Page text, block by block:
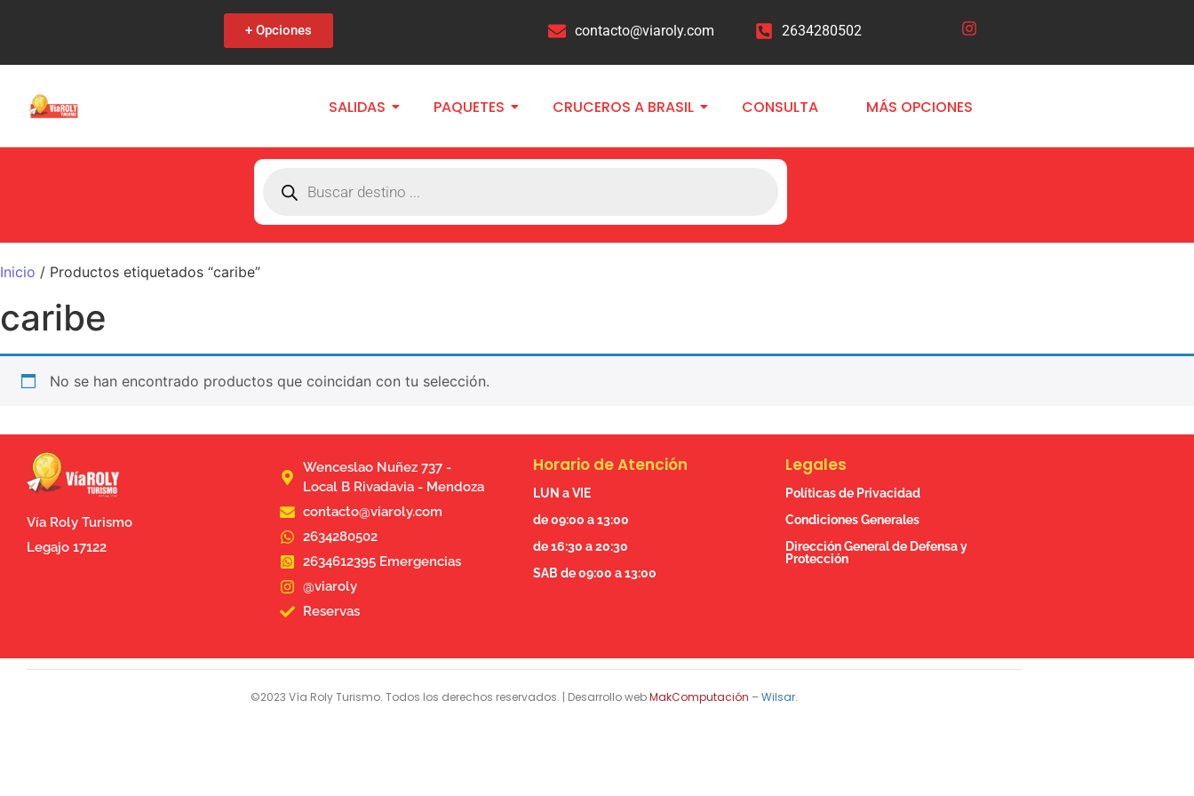
+ Opciones contacto@viaroly.com 2634280502
SALIDAS PAQUETES CRUCEROS A BRASIL CONSULTA MÁS OPCIONES
Inicio / Productos etiquetados “caribe”
caribe
No se han encontrado productos que coincidan con tu selección.
Vía Roly Turismo
Legajo 17122
Wenceslao Nuñez 737 -
Local B Rivadavia - Mendoza
contacto@viaroly.com
2634280502
2634612395 Emergencias
@viaroly
Reservas
Horario de Atención
LUN a VIE
de 09:00 a 13:00
de 16:30 a 20:30
SAB de 09:00 a 13:00
Legales
Políticas de Privacidad
Condiciones Generales
Dirección General de Defensa y
Protección
©2023 Vía Roly Turismo. Todos los derechos reservados. | Desarrollo webMakComputación –Wilsar.